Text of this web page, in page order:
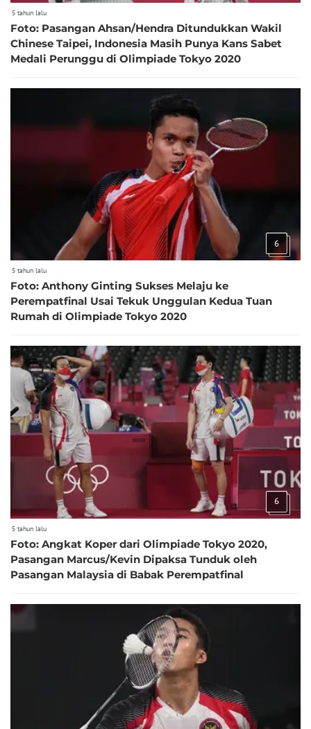
5 tahun lalu
Foto: Pasangan Ahsan/Hendra Ditundukkan Wakil
Chinese Taipei, Indonesia Masih Punya Kans Sabet
Medali Perunggu di Olimpiade Tokyo 2020
6
5 tahun lalu
Foto: Anthony Ginting Sukses Melaju ke
Perempatfinal Usai Tekuk Unggulan Kedua Tuan
Rumah di Olimpiade Tokyo 2020
6
5 tahun lalu
Foto: Angkat Koper dari Olimpiade Tokyo 2020,
Pasangan Marcus/Kevin Dipaksa Tunduk oleh
Pasangan Malaysia di Babak Perempatfinal